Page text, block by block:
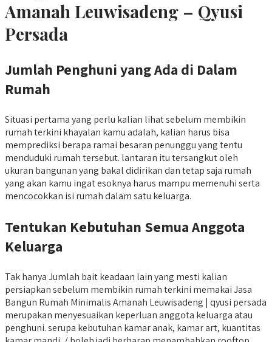
Amanah Leuwisadeng – Qyusi
Persada
Jumlah Penghuni yang Ada di Dalam
Rumah
Situasi pertama yang perlu kalian lihat sebelum membikin
rumah terkini khayalan kamu adalah, kalian harus bisa
memprediksi berapa ramai besaran penunggu yang tentu
menduduki rumah tersebut. lantaran itu tersangkut oleh
ukuran bangunan yang bakal didirikan dan tetap saja rumah
yang akan kamu ingat esoknya harus mampu memenuhi serta
mencocokkan isi rumah dalam satu keluarga.
Tentukan Kebutuhan Semua Anggota
Keluarga
Tak hanya Jumlah bait keadaan lain yang mesti kalian
persiapkan sebelum membikin rumah terkini memakai Jasa
Bangun Rumah Minimalis Amanah Leuwisadeng | qyusi persada
merupakan menyesuaikan keperluan anggota keluarga atau
penghuni. serupa kebutuhan kamar anak, kamar art, kuantitas